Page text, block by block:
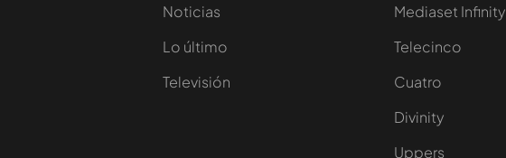
Noticias
Lo último
Televisión
Mediaset Infinity
Telecinco
Cuatro
Divinity
Uppers